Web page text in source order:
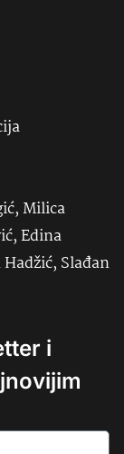
Milica
Edina
Slađan
i